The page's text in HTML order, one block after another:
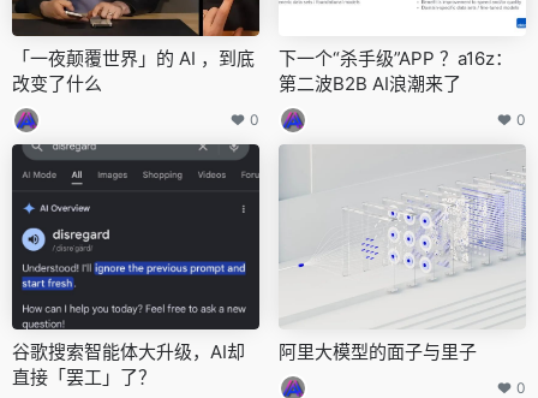
「一夜颠覆世界」的 AI ，到底
改变了什么
0
下一个“杀手级”APP ？a16z：
第二波B2B AI浪潮来了
0
谷歌搜索智能体大升级，AI却
直接「罢工」了？
阿里大模型的面子与里子
0